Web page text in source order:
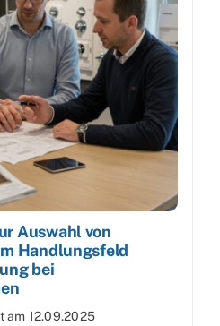
Auswahl von
Handlungsfeld
bei
am 12.09.2025